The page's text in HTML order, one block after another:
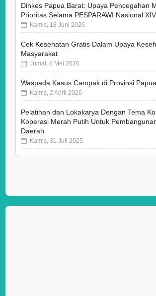
Dinkes Papua Barat: Upaya Pencegahan
Prioritas Selama PESPARAWI Nasional XIV
Kamis, 18 Juni 2026
Cek Kesehatan Gratis Dalam Upaya
Masyarakat
Jumat, 8 Mei 2026
Waspada Kasus Campak di Provinsi
Kamis, 2 April 2026
Pelatihan dan Lokakarya Dengan Tema
Koperasi Merah Putih Untuk
Daerah
Kamis, 31 Juli 2025